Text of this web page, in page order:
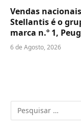
Vendas
Stellantis é o
marca n.º 1,
6 de Agosto, 2026